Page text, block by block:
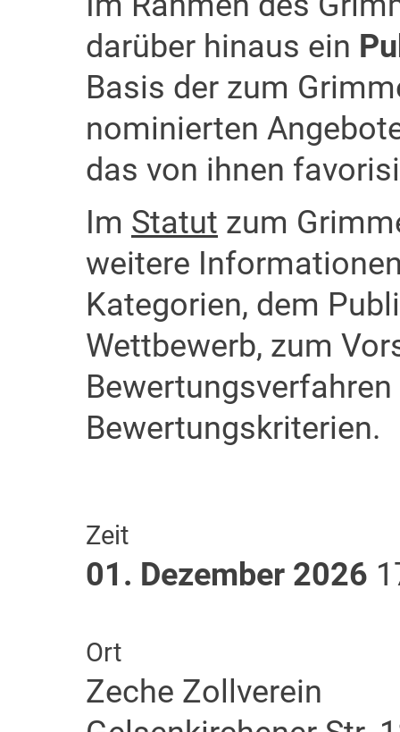
darüber hinaus ein
Basis der zum
nominierten
das von ihnen
Im Statut zum
weitere
Kategorien, dem
Wettbewerb, zum
Bewertungskriterien.
Zeit
01. Dezember 2026
Ort
Zeche Zollverein